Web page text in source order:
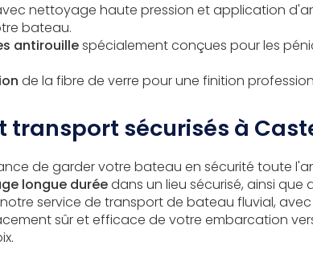
nettoyage haute pression et application
bateau.
antirouillespécialement conçues pour les
de la fibre de verre pour une finition
transport sécurisés à
de garder votre bateau en sécurité toute
longue duréedans un lieu sécurisé, ainsi que
service de transport de bateau fluvial,
sûr et efficace de votre embarcation